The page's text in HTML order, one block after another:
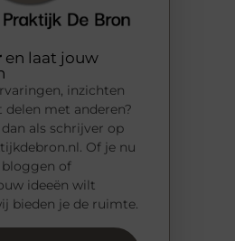
en laat jouw
inzichten
met anderen?
als schrijver op
Of je nu
of
ideeën wilt
bieden je de ruimte.